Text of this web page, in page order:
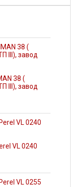
38 (
III), завод
VL 0240